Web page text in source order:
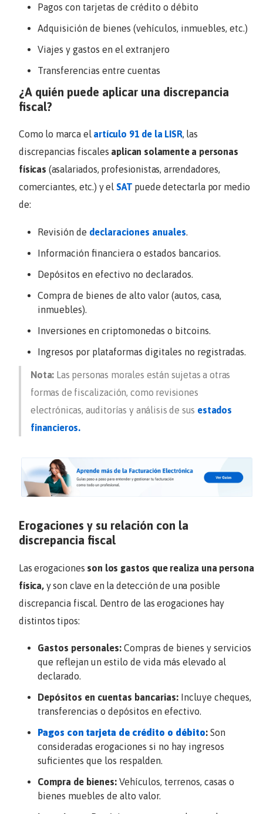
Pagos con tarjetas de crédito o débito
Adquisición de bienes (vehículos, inmuebles, etc.)
Viajes y gastos en el extranjero
Transferencias entre cuentas
¿A quién puede aplicar una discrepancia
fiscal?
Como lo marca elartículo 91 de la LISR, las
discrepancias fiscales aplican solamente a personas
físicas (asalariados, profesionistas, arrendadores,
comerciantes, etc.) y el SAT puede detectarla por medio
de:
Revisión de declaraciones anuales
Información financiera o estados bancarios.
Depósitos en efectivo no declarados.
Compra de bienes de alto valor (autos, casa,
inmuebles).
Inversiones en criptomonedas o bitcoins.
Ingresos por plataformas digitales no registradas.
Nota: Las personas morales están sujetas a otras
formas de fiscalización, como revisiones
electrónicas, auditorías y análisis de sus estados
financieros.
Erogaciones y su relación con la
discrepancia fiscal
Las erogaciones son los gastos que realiza una persona
física, y son clave en la detección de una posible
discrepancia fiscal. Dentro de las erogaciones hay
distintos tipos:
Gastos personales: Compras de bienes y servicios
que reflejan un estilo de vida más elevado al
declarado.
Depósitos en cuentas bancarias: Incluye cheques,
transferencias o depósitos en efectivo.
Pagos con tarjeta de crédito o débito: Son
consideradas erogaciones si no hay ingresos
suficientes que los respalden.
Compra de bienes: Vehículos, terrenos, casas o
bienes muebles de alto valor.